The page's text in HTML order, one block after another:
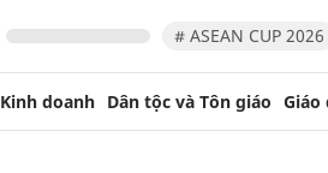
# ASEAN CUP 2026
Kinh doanh Dân tộc và Tôn giáo Giáo